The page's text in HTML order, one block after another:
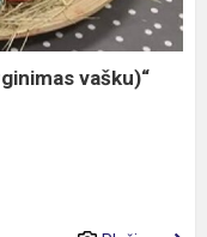
vašku)“